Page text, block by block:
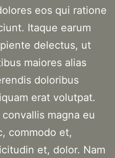
eos qui ratione
Itaque earum
delectus, ut
maiores alias
doloribus
erat volutpat.
magna eu
commodo et,
et, dolor. Nam